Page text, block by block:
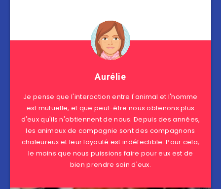
Aurélie
Je pense que l'interaction entre l'animal et l'homme
est mutuelle, et que peut-être nous obtenons plus
d'eux qu'ils n'obtiennent de nous. Depuis des années,
les animaux de compagnie sont des compagnons
chaleureux et leur loyauté est indéfectible. Pour cela,
le moins que nous puissions faire pour eux est de
bien prendre soin d'eux.